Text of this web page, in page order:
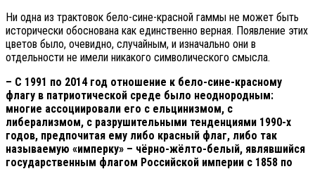
Ни одна из трактовок бело-сине-красной гаммы не может быть
исторически обоснована как единственно верная. Появление этих
цветов было, очевидно, случайным, и изначально они в
отдельности не имели никакого символического смысла.
– С 1991 по 2014 год отношение к бело-сине-красному
флагу в патриотической среде было неоднородным:
многие ассоциировали его с ельцинизмом, с
либерализмом, с разрушительными тенденциями 1990-х
годов, предпочитая ему либо красный флаг, либо так
называемую «имперку» – чёрно-жёлто-белый, являвшийся
государственным флагом Российской империи с 1858 по